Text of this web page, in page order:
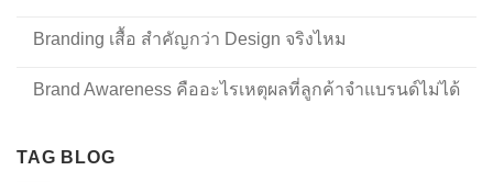
Branding เสื้อ สำคัญกว่า Design จริงไหม
Brand Awareness คืออะไรเหตุผลที่ลูกค้าจำแบรนด์ไม่ได้
TAG BLOG